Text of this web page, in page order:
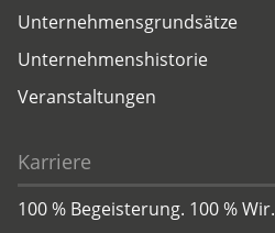
Unternehmensgrundsätze
Unternehmenshistorie
Veranstaltungen
Karriere
100 % Begeisterung. 100 % Wir.